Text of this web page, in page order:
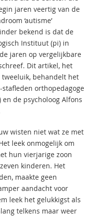
jaren veertig van de
‘autisme’
bekend is dat de
Instituut (pi) in
jaren op vergelijkbare
Dit artikel, het
behandelt het
orthopedagoge
en de psycholoog Alfons
wisten niet wat ze met
leek onmogelijk om
hun vierjarige zoon
kinderen. Het
maakte geen
aandacht voor
leek het gelukkigst als
telkens maar weer